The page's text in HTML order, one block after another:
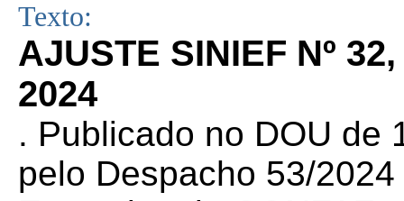
Texto:
AJUSTE SINIEF Nº
2024
. Publicado no DOU de
pelo Despacho 53/